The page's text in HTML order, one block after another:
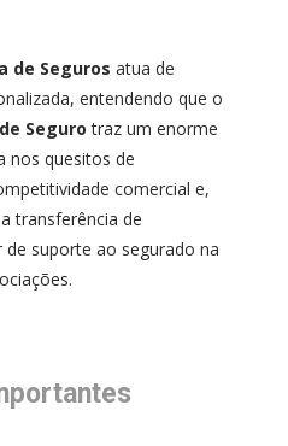
de Seguros atua de
entendendo que o
Seguro traz um enorme
nos quesitos de
comercial e,
transferência de
suporte ao segurado na